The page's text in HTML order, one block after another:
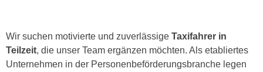
Wir suchen motivierte und zuverlässige Taxifahrer in
Teilzeit, die unser Team ergänzen möchten. Als etabliertes
Unternehmen in der Personenbeförderungsbranche legen